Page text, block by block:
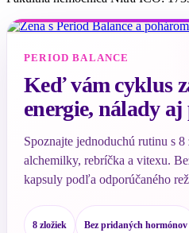
PERIOD BALANCE
Keď vám cyklus
energie, nálady aj
Spoznajte jednoduchú rutinu s
alchemilky, rebríčka a vitexu.
kapsuly podľa odporúčaného
8 zložiek Bez pridaných hormónov